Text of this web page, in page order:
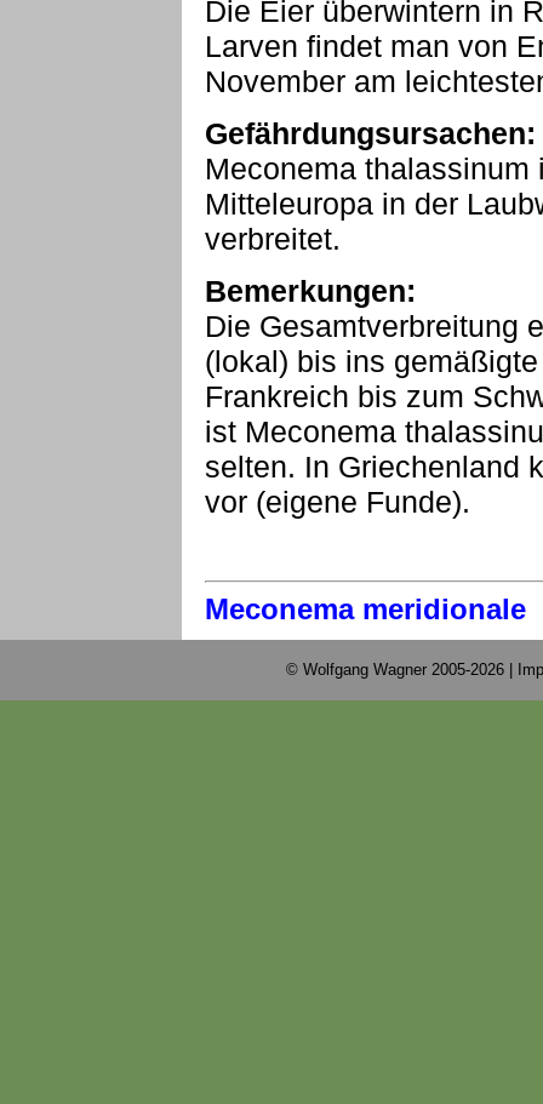
Die Eier überwintern in
Larven findet man von
November am
Gefährdungsursachen:
Meconema
Mitteleuropa in der
verbreitet.
Bemerkungen:
Die Gesamtverbreitung
(lokal) bis ins
Frankreich bis zum
ist Meconema
selten. In Griechenland
vor (eigene Funde).
Meconema meridionale
© Wolfgang Wagner 2005-2026 |